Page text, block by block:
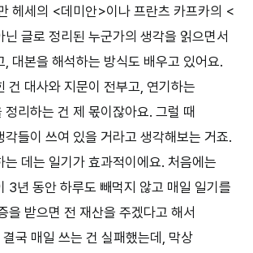
헤세의 <데미안>이나 프란츠 카프카의 <
글로 정리된 누군가의 생각을 읽으면서
, 대본을 해석하는 방식도 배우고 있어요.
건 대사와 지문이 전부고, 연기하는
정리하는 건 제 몫이잖아요. 그럴 때
각들이 쓰여 있을 거라고 생각해보는 거죠.
는 데는 일기가 효과적이에요. 처음에는
3년 동안 하루도 빼먹지 않고 매일 일기를
을 받으면 전 재산을 주겠다고 해서
국 매일 쓰는 건 실패했는데, 막상